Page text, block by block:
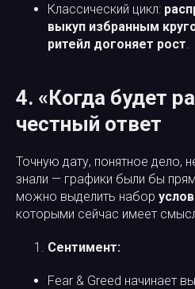
Классический цикл:
выкуп избранным
ритейл догоняет рост
4. «Когда будет
честный ответ
Точную дату, понятное дело,
знали — графики были бы
можно выделить набор
которыми сейчас имеет
Сентимент:
Fear & Greed начинает